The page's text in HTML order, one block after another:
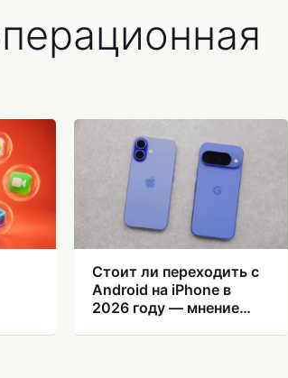
Стоит ли переходить с
Android на iPhone в
2026 году — мнение